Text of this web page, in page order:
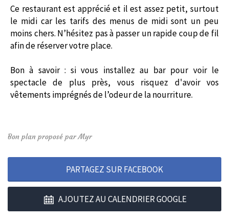
Ce restaurant est apprécié et il est assez petit, surtout
le midi car les tarifs des menus de midi sont un peu
moins chers. N’hésitez pas à passer un rapide coup de fil
afin de réserver votre place.
Bon à savoir : si vous installez au bar pour voir le
spectacle de plus près, vous risquez d'avoir vos
vêtements imprégnés de l’odeur de la nourriture.
Bon plan proposé par Myr
PARTAGEZ SUR FACEBOOK
AJOUTEZ AU CALENDRIER GOOGLE